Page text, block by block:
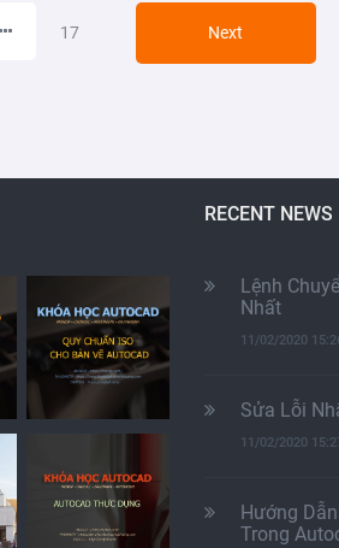
17 Next
RECENT NEWS
Lệnh
Nhất
11/02/2020
Sửa Lỗi
11/02/2020
Hướng
Trong